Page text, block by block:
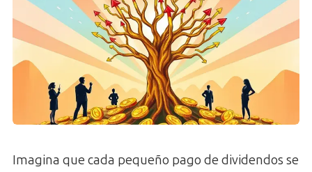
Imagina que cada pequeño pago de dividendos se